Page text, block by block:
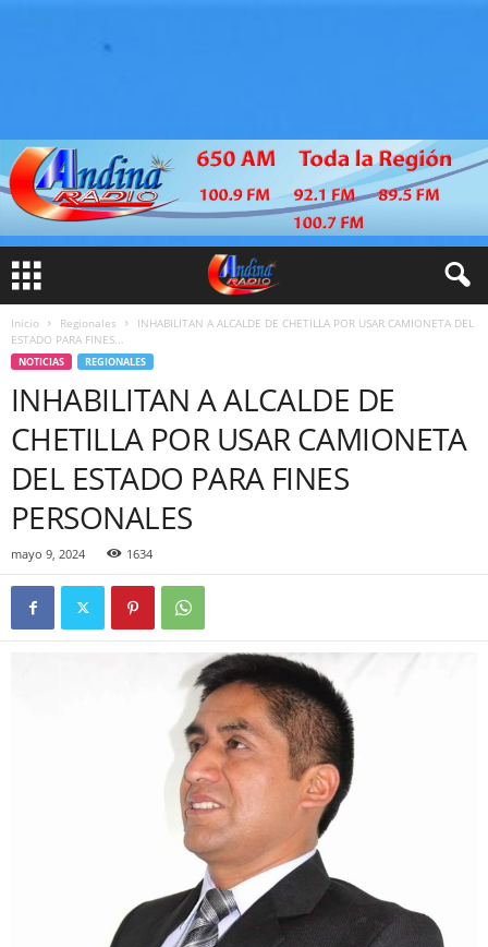
Inicio Regionales
INHABILITAN A ALCALDE DE CHETILLA POR USAR CAMIONETA DEL
ESTADO PARA FINES...
NOTICIAS REGIONALES
INHABILITAN A ALCALDE DE
CHETILLA POR USAR CAMIONETA
DEL ESTADO PARA FINES
PERSONALES
mayo 9, 2024 1634